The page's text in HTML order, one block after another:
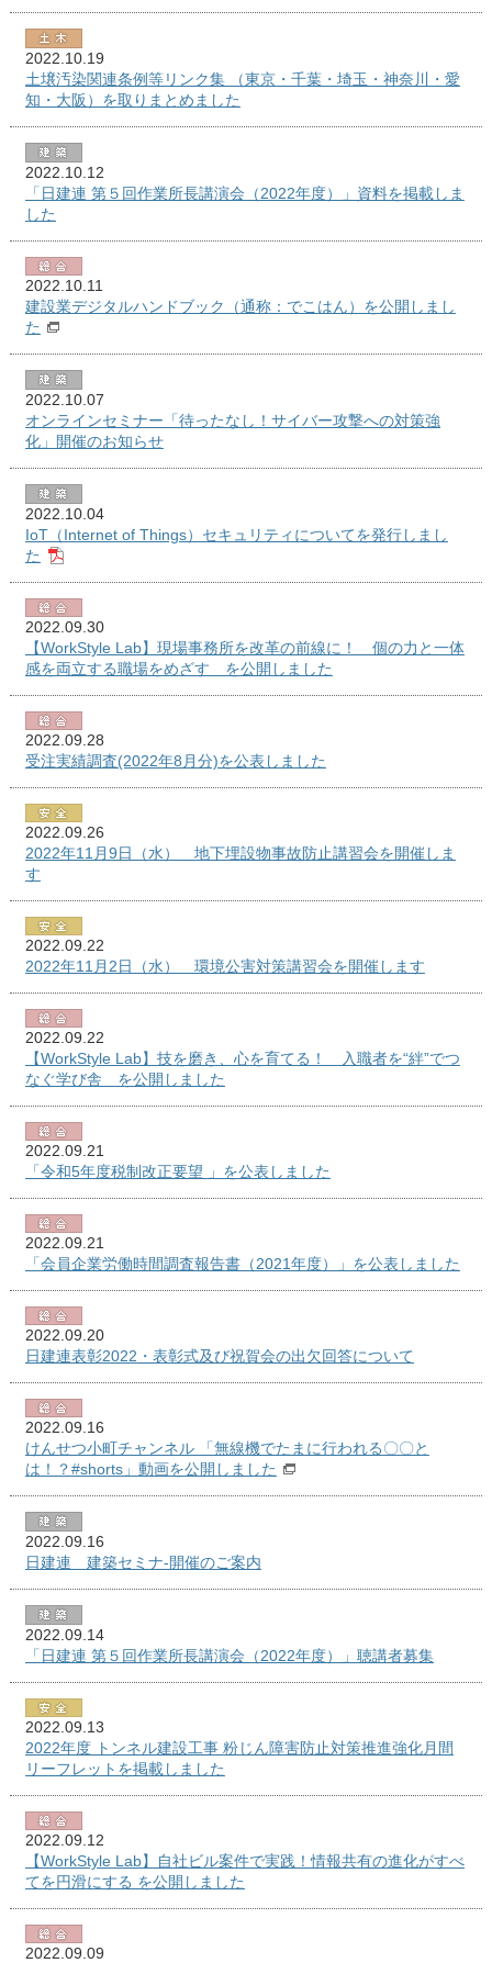
2022.10.19
土壌汚染関連条例等リンク集 （東京・千葉・埼玉・神奈川・愛
知・大阪）を取りまとめました
2022.10.12
「日建連 第５回作業所長講演会（2022年度）」資料を掲載しま
した
2022.10.11
建設業デジタルハンドブック（通称：でこはん）を公開しまし
た
2022.10.07
オンラインセミナー「待ったなし！サイバー攻撃への対策強
化」開催のお知らせ
2022.10.04
IoT（Internet of Things）セキュリティについてを発行しまし
た
2022.09.30
【WorkStyle Lab】現場事務所を改革の前線に！ 個の力と一体
感を両立する職場をめざす を公開しました
2022.09.28
受注実績調査(2022年8月分)を公表しました
2022.09.26
2022年11月9日（水） 地下埋設物事故防止講習会を開催しま
す
2022.09.22
2022年11月2日（水） 環境公害対策講習会を開催します
2022.09.22
【WorkStyle Lab】技を磨き、心を育てる！ 入職者を“絆”でつ
なぐ学び舎 を公開しました
2022.09.21
「令和5年度税制改正要望 」を公表しました
2022.09.21
「会員企業労働時間調査報告書（2021年度）」を公表しました
2022.09.20
日建連表彰2022・表彰式及び祝賀会の出欠回答について
2022.09.16
けんせつ小町チャンネル 「無線機でたまに行われる〇〇と
は！？#shorts」動画を公開しました
2022.09.16
日建連 建築セミナ-開催のご案内
2022.09.14
「日建連 第５回作業所長講演会（2022年度）」聴講者募集
2022.09.13
2022年度 トンネル建設工事 粉じん障害防止対策推進強化月間
リーフレットを掲載しました
2022.09.12
【WorkStyle Lab】自社ビル案件で実践！情報共有の進化がすべ
てを円滑にする を公開しました
2022.09.09